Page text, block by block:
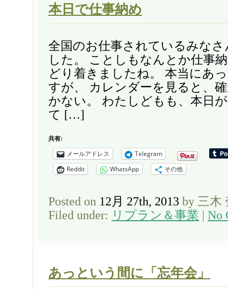
本日で仕事納め
全国のお仕事されているみな
した。 ことしもなんとか仕事
どり着きましたね。 本当にあ
すが、 カレンダーを見ると、
かない。 わたしどもも、本日
て […]
共有:
メールアドレス
Telegram
Reddit
WhatsApp その他
Posted on 12月 27th, 2013 by 三木
Filed under: リプラン＆事業 No
あっという間に「忘年会」